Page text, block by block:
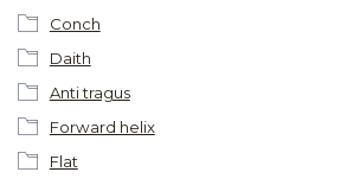
Conch
Daith
Anti tragus
Forward helix
Flat